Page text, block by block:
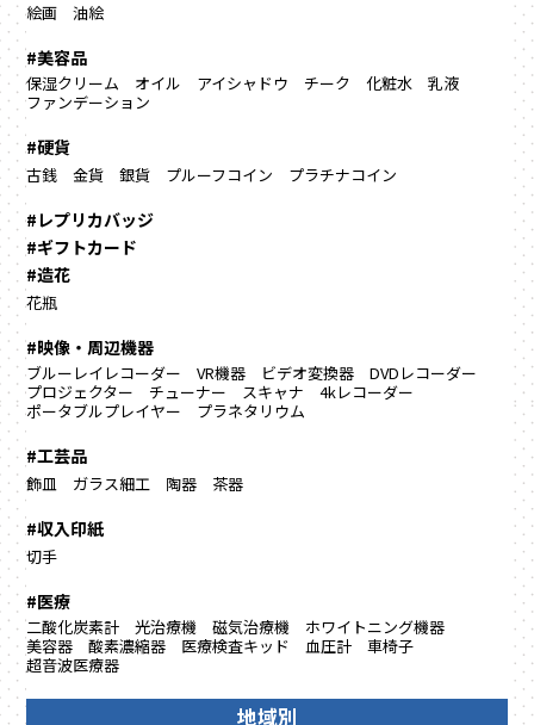
絵画 油絵
#美容品
保湿クリーム オイル アイシャドウ チーク 化粧水
乳液
ファンデーション
#硬貨
古銭 金貨 銀貨 プルーフコイン プラチナコイン
#レプリカバッジ
#ギフトカード
#造花
花瓶
#映像・周辺機器
ブルーレイレコーダー VR機器 ビデオ変換器
DVDレコーダー
プロジェクター
チューナー スキャナ
4kレコーダー
ポータブルプレイヤー
プラネタリウム
#工芸品
飾皿 ガラス細工 陶器 茶器
#収入印紙
切手
#医療
二酸化炭素計 光治療機 磁気治療機
ホワイトニング機器
美容器
酸素濃縮器 医療検査キッド 血圧計
車椅子
超音波医療器
地域別